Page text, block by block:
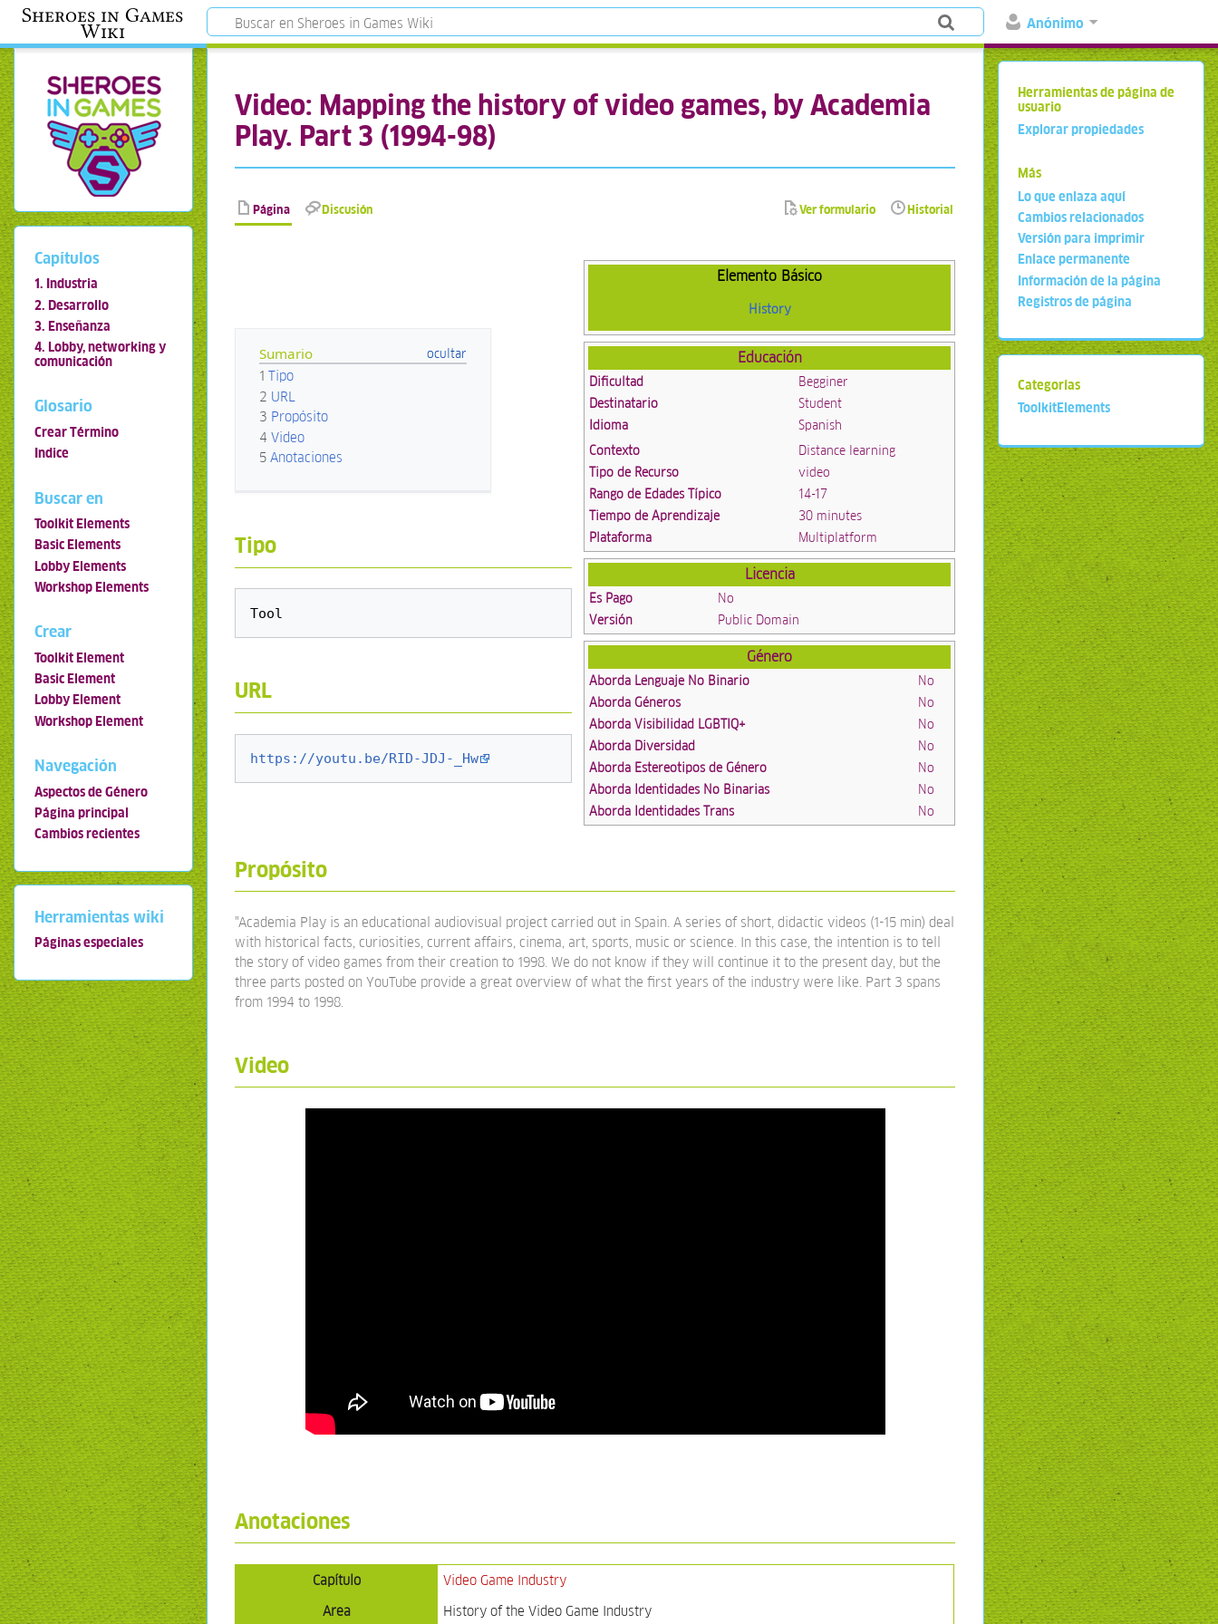
Anónimo
Sheroes in Games
Wiki
Video: Mapping the history of video games, by Academia
Play. Part 3 (1994-98)
Página Discusión Ver formulario Historial
Elemento Básico
History
Educación
Dificultad
Begginer
Destinatario
Student
Idioma
Spanish
Contexto
Distance learning
Tipo de Recurso
video
Rango de Edades Típico
14-17
Tiempo de Aprendizaje
30 minutes
Plataforma
Multiplatform
Licencia
Es Pago
No
Versión
Public Domain
Género
Aborda Lenguaje No Binario
No
Aborda Géneros
No
Aborda Visibilidad LGBTIQ+
No
Aborda Diversidad
No
Aborda Estereotipos de Género
No
Aborda Identidades No Binarias
No
Aborda Identidades Trans
No
Sumario
1 Tipo
2 URL
3 Propósito
4 Video
5 Anotaciones
Tipo
URL
https://youtu.be/RID-JDJ-_Hw
Propósito
"Academia Play is an educational audiovisual project carried out in Spain. A series of short, didactic videos (1-15 min) deal
with historical facts, curiosities, current affairs, cinema, art, sports, music or science. In this case, the intention is to tell
the story of video games from their creation to 1998. We do not know if they will continue it to the present day, but the
three parts posted on YouTube provide a great overview of what the first years of the industry were like. Part 3 spans
from 1994 to 1998.
Video
Anotaciones
Capítulo
Video Game Industry
Area
History of the Video Game Industry
Capítulos
1. Industria
2. Desarrollo
3. Enseñanza
4. Lobby, networking y
comunicación
Glosario
Crear Término
Indice
Buscar en
Toolkit Elements
Basic Elements
Lobby Elements
Workshop Elements
Crear
Toolkit Element
Basic Element
Lobby Element
Workshop Element
Navegación
Aspectos de Género
Página principal
Cambios recientes
Herramientas wiki
Páginas especiales
Herramientas de página de
usuario
Explorar propiedades
Más
Lo que enlaza aquí
Cambios relacionados
Versión para imprimir
Enlace permanente
Información de la página
Registros de página
Categorías
ToolkitElements